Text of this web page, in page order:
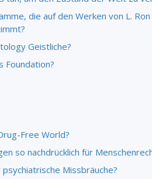
die auf den Werken von L.
Geistliche?
Foundation?
Free World?
so nachdrücklich für
Missbräuche?